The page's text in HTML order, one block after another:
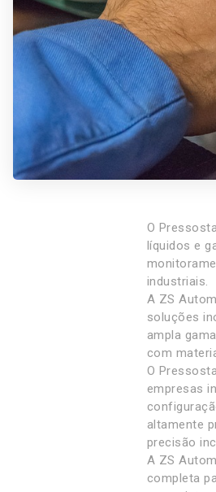
O
líquidos e
industriais.
A ZS
soluções
ampla
com
O
empresas
altamente
precisão
A ZS
completa